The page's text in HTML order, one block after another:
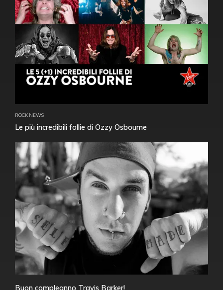
ROCK NEWS
Le più incredibili follie di Ozzy Osbourne
Buon compleanno Travis Barker!